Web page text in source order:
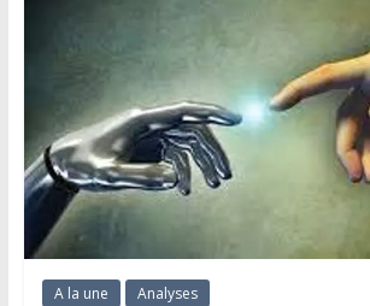
A la une Analyses